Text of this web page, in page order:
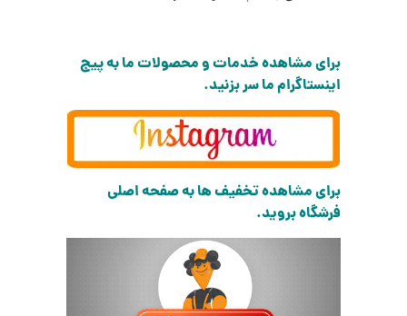
برای مشاهده خدمات و محصولات ما به پیج
اینستاگرام ما سر بزنید.
برای مشاهده تخفیف ها به صفحه اصلی
فرشگاه بروید.